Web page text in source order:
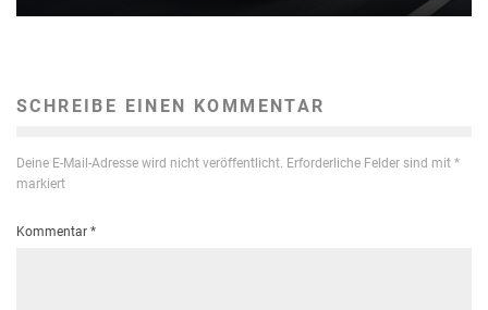
SCHREIBE EINEN KOMMENTAR
Deine E-Mail-Adresse wird nicht veröffentlicht. Erforderliche Felder sind mit *
markiert
Kommentar *